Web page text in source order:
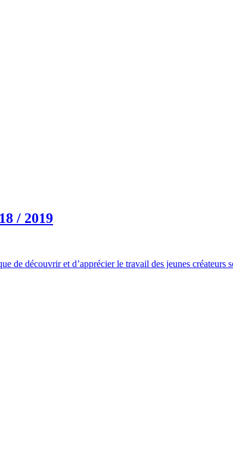
/ 2019
de découvrir et d’apprécier le travail des jeunes